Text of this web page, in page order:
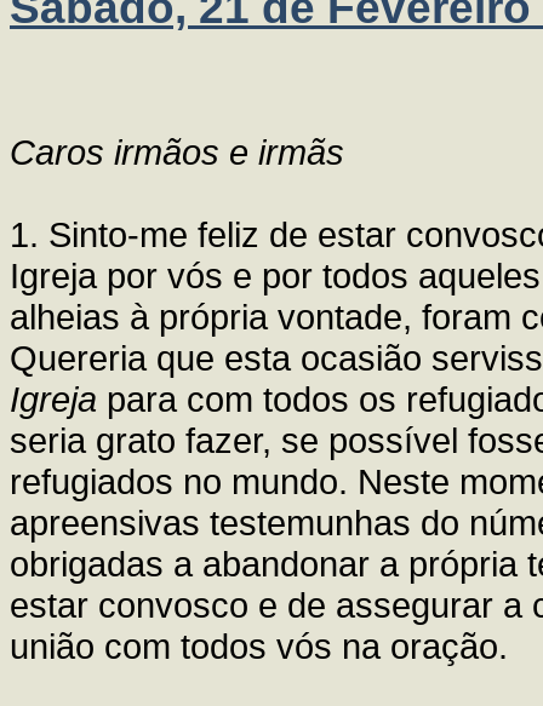
Caros irmãos e irmãs
1. Sinto-me feliz de estar
Igreja por vós e por todos
alheias à própria vontade, foram
Quereria que esta ocasião
Igreja para com todos os
seria grato fazer, se possível
refugiados no mundo. Neste
apreensivas testemunhas do
obrigadas a abandonar a própria
estar convosco e de assegurar a
união com todos vós na oração.